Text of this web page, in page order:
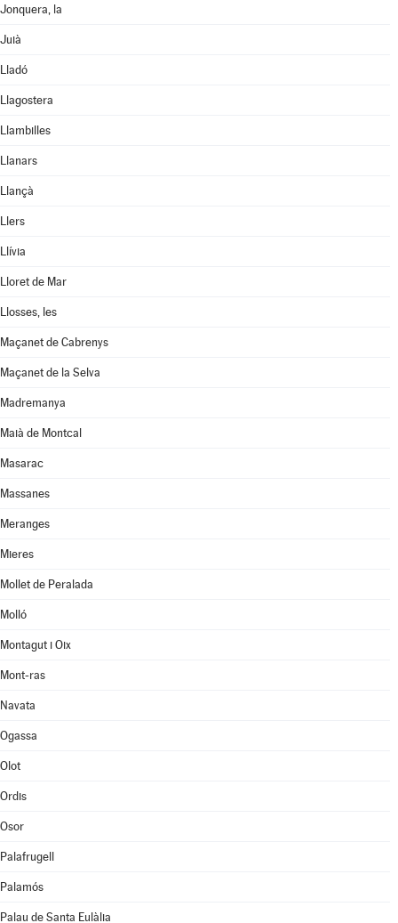
Jonquera, la
Juià
Lladó
Llagostera
Llambilles
Llanars
Llançà
Llers
Llívia
Lloret de Mar
Llosses, les
Maçanet de Cabrenys
Maçanet de la Selva
Madremanya
Maià de Montcal
Masarac
Massanes
Meranges
Mieres
Mollet de Peralada
Molló
Montagut i Oix
Mont-ras
Navata
Ogassa
Olot
Ordis
Osor
Palafrugell
Palamós
Palau de Santa Eulàlia